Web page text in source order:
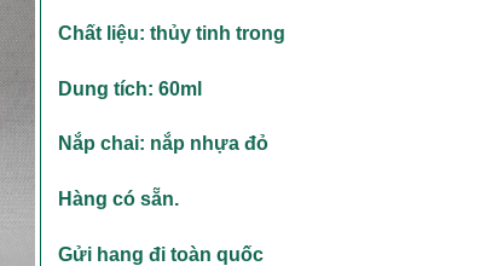
Chất liệu: thủy tinh trong
Dung tích: 60ml
Nắp chai: nắp nhựa đỏ
Hàng có sẵn.
Gửi hang đi toàn quốc